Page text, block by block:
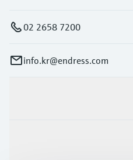
02 2658 7200
info.kr@endress.com